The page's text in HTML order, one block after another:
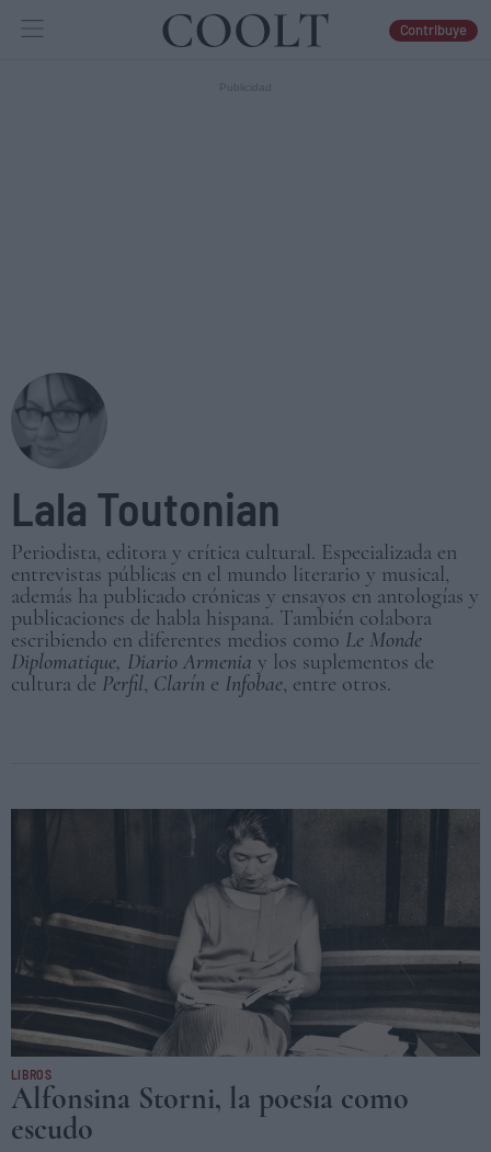
IDEAS
Contribuye
Lala Toutonian
Periodista, editora y crítica cultural. Especializada en
entrevistas públicas en el mundo literario y musical,
además ha publicado crónicas y ensayos en antologías y
publicaciones de habla hispana. También colabora
escribiendo en diferentes medios como Le Monde
Diplomatique, Diario Armenia y los suplementos de
cultura de Perfil, Clarín e Infobae, entre otros.
LIBROS
Alfonsina Storni, la poesía como
escudo